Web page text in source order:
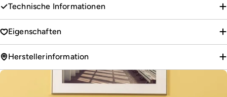
Technische Informationen
Eigenschaften
Herstellerinformation